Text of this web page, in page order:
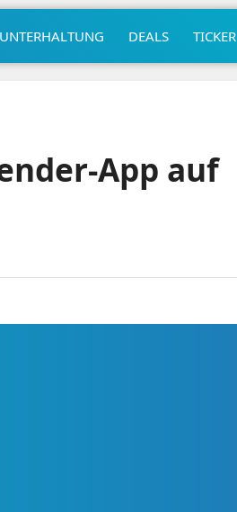
UNTERHALTUNG DEALS TICKER
App auf